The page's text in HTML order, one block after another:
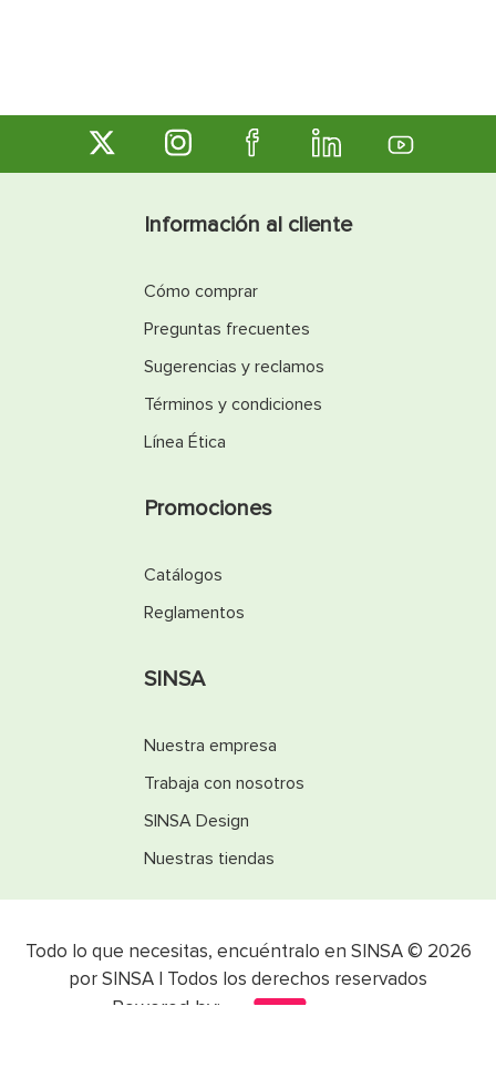
Información al cliente
Cómo comprar
Preguntas frecuentes
Sugerencias y reclamos
Términos y condiciones
Línea Ética
Promociones
Catálogos
Reglamentos
SINSA
Nuestra empresa
Trabaja con nosotros
SINSA Design
Nuestras tiendas
Todo lo que necesitas, encuéntralo en SINSA © 2026
por SINSA | Todos los derechos reservados
Powered by: